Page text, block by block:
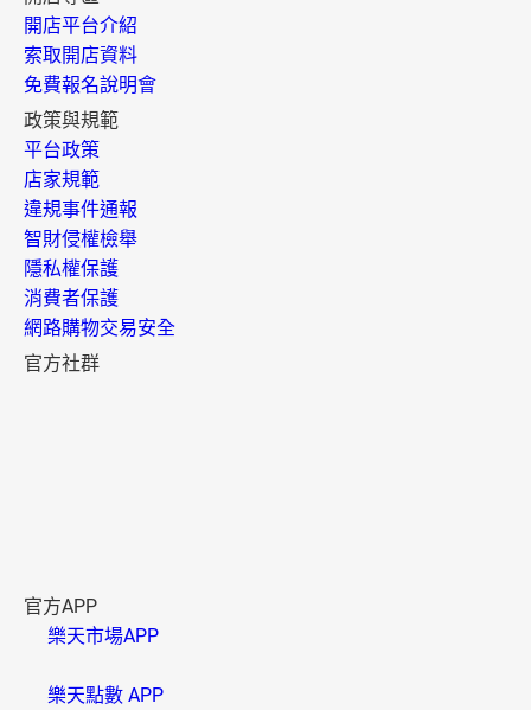
開店平台介紹
索取開店資料
免費報名說明會
政策與規範
平台政策
店家規範
違規事件通報
智財侵權檢舉
隱私權保護
消費者保護
網路購物交易安全
官方社群
官方APP
樂天市場APP
樂天點數 APP